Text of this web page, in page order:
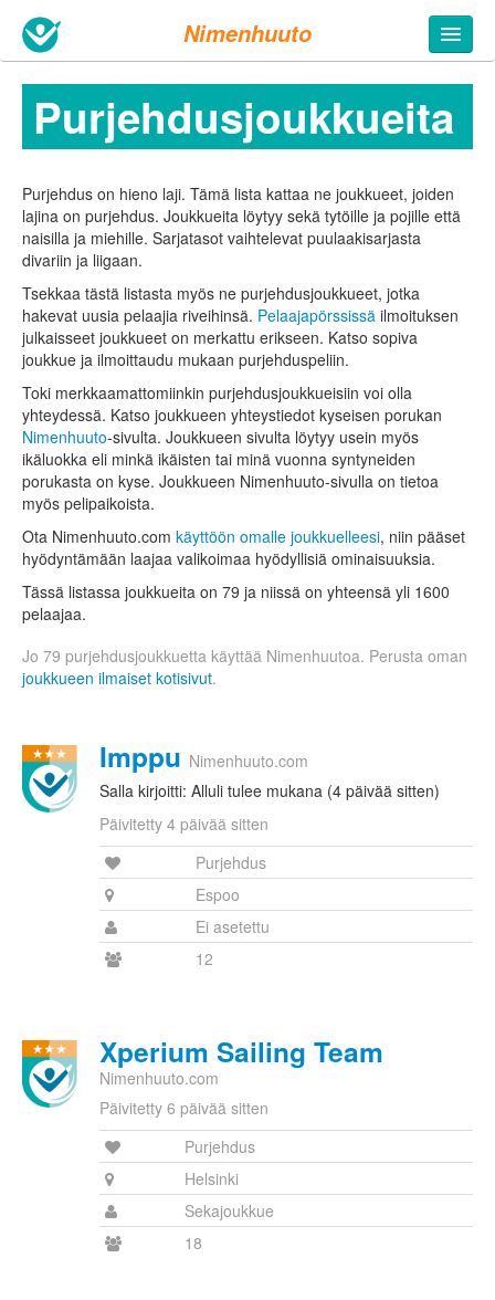
Nimenhuuto
Purjehdus­joukkueita
Purjehdus on hieno laji. Tämä lista kattaa ne joukkueet, joiden
lajina on purjehdus. Joukkueita löytyy sekä tytöille ja pojille että
naisilla ja miehille. Sarjatasot vaihtelevat puulaakisarjasta
divariin ja liigaan.
Tsekkaa tästä listasta myös ne purjehdus­joukkueet, jotka
hakevat uusia pelaajia riveihinsä. Pelaajapörssissä ilmoituksen
julkaisseet joukkueet on merkattu erikseen. Katso sopiva
joukkue ja ilmoittaudu mukaan purjehdus­peliin.
Toki merkkaamattomiinkin purjehdusjoukkueisiin voi olla
yhteydessä. Katso joukkueen yhteystiedot kyseisen porukan
Nimenhuuto-sivulta. Joukkueen sivulta löytyy usein myös
ikäluokka eli minkä ikäisten tai minä vuonna syntyneiden
porukasta on kyse. Joukkueen Nimenhuuto-sivulla on tietoa
myös pelipaikoista.
Ota Nimenhuuto.com käyttöön omalle joukkuelleesi, niin pääset
hyödyntämään laajaa valikoimaa hyödyllisiä ominaisuuksia.
Tässä listassa joukkueita on 79 ja niissä on yhteensä yli 1600
pelaajaa.
Jo 79 purjehdusjoukkuetta käyttää Nimenhuutoa. Perusta oman
joukkueen ilmaiset kotisivut.
Imppu Nimenhuuto.com
Salla kirjoitti: Alluli tulee mukana (4 päivää sitten)
Päivitetty 4 päivää sitten
Purjehdus
Espoo
Ei asetettu
12
Xperium Sailing Team
Nimenhuuto.com
Päivitetty 6 päivää sitten
Purjehdus
Helsinki
Sekajoukkue
18